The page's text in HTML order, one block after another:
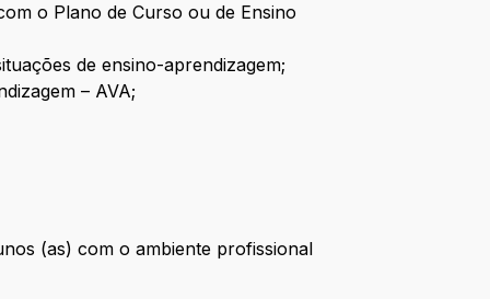
o Plano de Curso ou de Ensino
de ensino-aprendizagem;
– AVA;
(as) com o ambiente profissional